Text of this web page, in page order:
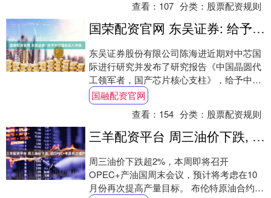
查看： 107 分类： 股票配资规则
国荣配资官网 东吴证券: 给予中芯国际买入评级
东吴证券股份有限公司陈海进近期对中芯国
际进行研究并发布了研究报告《中国晶圆代
工领军者，国产芯片核心支柱》，给予中芯
国际买入评级。 中芯国际(688981) 投资....
国融配资官网
查看： 154 分类： 股票配资规则
三羊配资平台 周三油价下跌, 因OPEC+考虑再次增产
周三油价下跌超2%，本周即将召开
OPEC+产油国周末会议，预计将考虑在10
月份再次提高产量目标。 布伦特原油合约下